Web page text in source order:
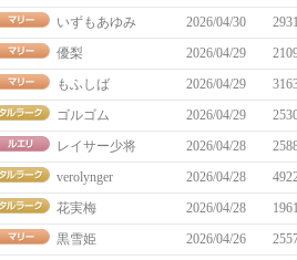
いずもあゆみ 2026/04/30
2931
優梨 2026/04/29
もふしば 2026/04/29
ゴルゴム 2026/04/29
レイサー少将 2026/04/28
verolynger 2026/04/28
花実梅 2026/04/28
1961
黒雪姫 2026/04/26